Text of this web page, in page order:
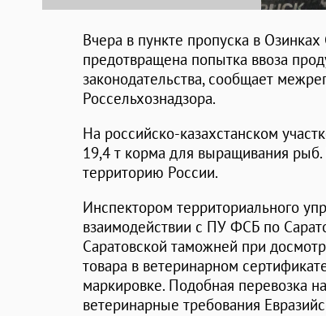
Вчера в пункте пропуска в
предотвращена попытка ввоза
законодательства, сообщает
Россельхознадзора.
На российско-казахстанском
19,4 т корма для выращивания
территорию России.
Инспектором территориального
взаимодействии с ПУ ФСБ по
Саратовской таможней при
товара в ветеринарном
маркировке. Подобная перевозка
ветеринарные требования